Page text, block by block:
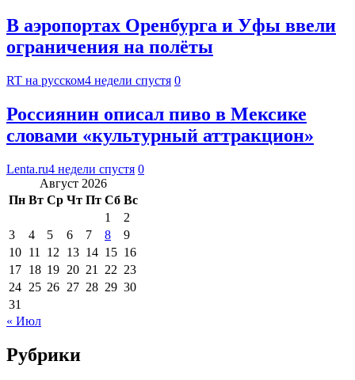
В аэропортах Оренбурга и Уфы ввели
ограничения на полёты
RT на русском4 недели спустя 0
Россиянин описал пиво в Мексике
словами «культурный аттракцион»
Lenta.ru4 недели спустя 0
Август 2026
Пн Вт Ср Чт Пт Сб Вс
1
2
3
4 5 6 7 8
9
10 11 12 13 14 15 16
17 18 19 20 21 22 23
24 25 26 27 28 29 30
31
« Июл
Рубрики